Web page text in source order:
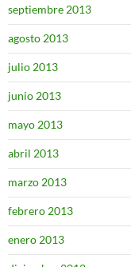
septiembre 2013
agosto 2013
julio 2013
junio 2013
mayo 2013
abril 2013
marzo 2013
febrero 2013
enero 2013